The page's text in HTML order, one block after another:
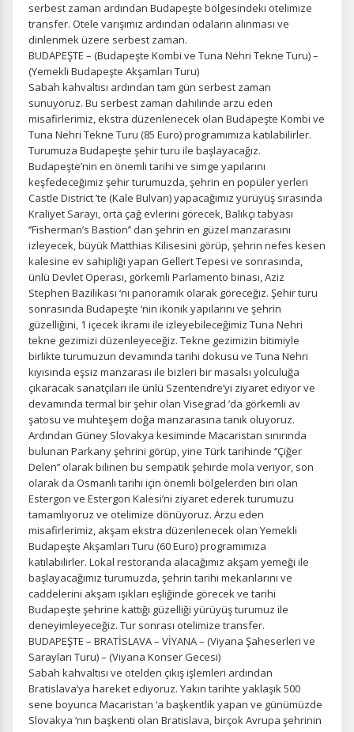
serbest zaman ardından Budapeşte bölgesindeki otelimize
transfer. Otele varışımız ardından odaların alınması ve
dinlenmek üzere serbest zaman.
BUDAPEŞTE – (Budapeşte Kombi ve Tuna Nehri Tekne Turu) –
(Yemekli Budapeşte Akşamları Turu)
Sabah kahvaltısı ardından tam gün serbest zaman
sunuyoruz. Bu serbest zaman dahilinde arzu eden
misafirlerimiz, ekstra düzenlenecek olan Budapeşte Kombi ve
Tuna Nehri Tekne Turu (85 Euro) programımıza katılabilirler.
Turumuza Budapeşte şehir turu ile başlayacağız.
Budapeşte’nin en önemli tarihi ve simge yapılarını
keşfedeceğimiz şehir turumuzda, şehrin en popüler yerleri
Castle District ’te (Kale Bulvarı) yapacağımız yürüyüş sırasında
Kraliyet Sarayı, orta çağ evlerini görecek, Balıkçı tabyası
‘’Fisherman’s Bastion’’ dan şehrin en güzel manzarasını
izleyecek, büyük Matthias Kilisesini görüp, şehrin nefes kesen
kalesine ev sahipliği yapan Gellert Tepesi ve sonrasında,
ünlü Devlet Operası, görkemli Parlamento binası, Aziz
Stephen Bazilikası ‘nı panoramik olarak göreceğiz. Şehir turu
sonrasında Budapeşte ‘nin ikonik yapılarını ve şehrin
güzelliğini, 1 içecek ikramı ile izleyebileceğimiz Tuna Nehri
tekne gezimizi düzenleyeceğiz. Tekne gezimizin bitimiyle
birlikte turumuzun devamında tarihi dokusu ve Tuna Nehri
kıyısında eşsiz manzarası ile bizleri bir masalsı yolculuğa
çıkaracak sanatçıları ile ünlü Szentendre’yi ziyaret ediyor ve
devamında termal bir şehir olan Visegrad ’da görkemli av
şatosu ve muhteşem doğa manzarasına tanık oluyoruz.
Ardından Güney Slovakya kesiminde Macaristan sınırında
bulunan Parkany şehrini görüp, yine Türk tarihinde ‘’Çiğer
Delen’’ olarak bilinen bu sempatik şehirde mola veriyor, son
olarak da Osmanlı tarihi için önemli bölgelerden biri olan
Estergon ve Estergon Kalesi’ni ziyaret ederek turumuzu
tamamlıyoruz ve otelimize dönüyoruz. Arzu eden
misafirlerimiz, akşam ekstra düzenlenecek olan Yemekli
Budapeşte Akşamları Turu (60 Euro) programımıza
katılabilirler. Lokal restoranda alacağımız akşam yemeği ile
başlayacağımız turumuzda, şehrin tarihi mekanlarını ve
caddelerini akşam ışıkları eşliğinde görecek ve tarihi
Budapeşte şehrine kattığı güzelliği yürüyüş turumuz ile
deneyimleyeceğiz. Tur sonrası otelimize transfer.
BUDAPEŞTE – BRATİSLAVA – VİYANA – (Viyana Şaheserleri ve
Sarayları Turu) – (Viyana Konser Gecesi)
Sabah kahvaltısı ve otelden çıkış işlemleri ardından
Bratislava’ya hareket ediyoruz. Yakın tarihte yaklaşık 500
sene boyunca Macaristan ‘a başkentlik yapan ve günümüzde
Slovakya ‘nın başkenti olan Bratislava, birçok Avrupa şehrinin